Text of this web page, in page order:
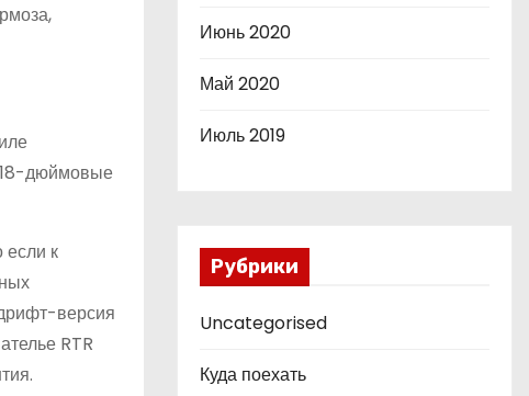
18-дюймовые
к
версия
RTR
Июнь 2020
Май 2020
Июль 2019
Рубрики
Uncategorised
Куда поехать